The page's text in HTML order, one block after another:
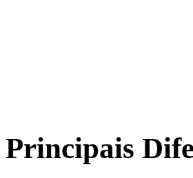
Principais